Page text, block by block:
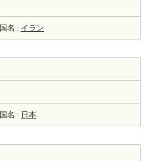
国名 : イラン
国名 : 日本